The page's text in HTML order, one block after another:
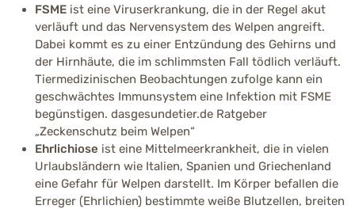
FSME ist eine Viruserkrankung, die in der Regel akut
verläuft und das Nervensystem des Welpen angreift.
Dabei kommt es zu einer Entzündung des Gehirns und
der Hirnhäute, die im schlimmsten Fall tödlich verläuft.
Tiermedizinischen Beobachtungen zufolge kann ein
geschwächtes Immunsystem eine Infektion mit FSME
begünstigen. dasgesundetier.de Ratgeber
„Zeckenschutz beim Welpen“
Ehrlichiose ist eine Mittelmeerkrankheit, die in vielen
Urlaubsländern wie Italien, Spanien und Griechenland
eine Gefahr für Welpen darstellt. Im Körper befallen die
Erreger (Ehrlichien) bestimmte weiße Blutzellen, breiten